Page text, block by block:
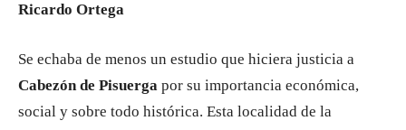
Ricardo Ortega
Se echaba de menos un estudio que hiciera justicia a
Cabezón de Pisuerga por su importancia económica,
social y sobre todo histórica. Esta localidad de la